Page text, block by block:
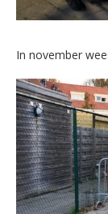
In november